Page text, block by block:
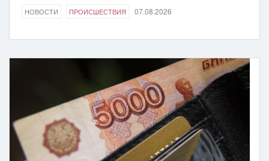
НОВОСТИ ПРОИСШЕСТВИЯ 07.08.2026